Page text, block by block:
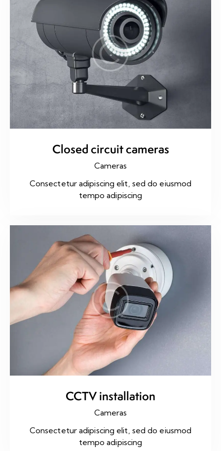
Closed circuit cameras
Cameras
Consectetur adipiscing elit, sed do eiusmod
tempo adipiscing
CCTV installation
Cameras
Consectetur adipiscing elit, sed do eiusmod
tempo adipiscing